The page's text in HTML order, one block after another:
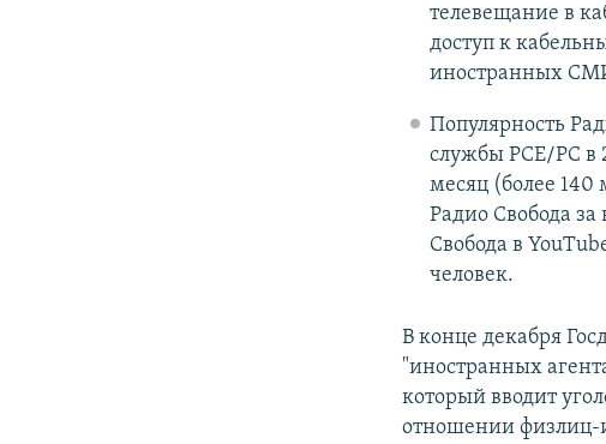
телевещание в
доступ к
иностранных
Популярность
службы РСE/РС в
месяц (более 140
Радио Свобода
Свобода в
человек.
В конце декабря
"иностранных
который вводит
отношении физлиц-